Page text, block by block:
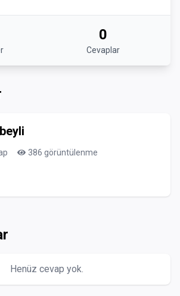
0
Cevaplar
386 görüntülenme
Henüz cevap yok.